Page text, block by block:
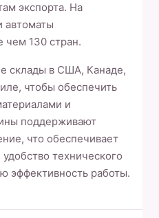
экспорта. На
автоматы
чем 130 стран.
склады в США, Канаде,
чтобы обеспечить
и
поддерживают
что обеспечивает
технического
эффективность работы.